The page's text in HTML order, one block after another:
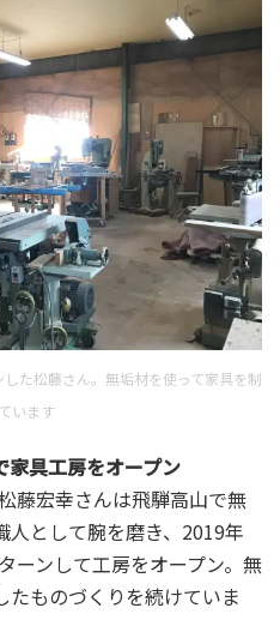
た松藤さん。無垢材を使って家具を制
います
家具工房をオープン
藤宏幸さんは飛騨高山で無
人として腕を磨き、2019年
ーンして工房をオープン。無
ものづくりを続けていま